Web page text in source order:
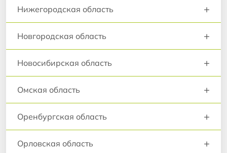
Нижегородская область +
Новгородская область +
Новосибирская область +
Омская область +
Оренбургская область +
Орловская область +